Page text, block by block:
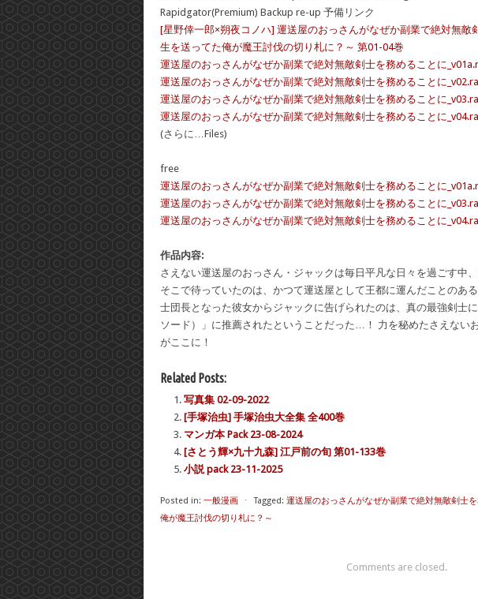
Rapidgator(Premium) Backup re-up 予備リンク
[星野倖一郎×朔夜コノハ] 運送屋のおっさんがなぜか副業で絶対無敵
生を送ってた俺が魔王討伐の切り札に？～ 第01-04巻
運送屋のおっさんがなぜか副業で絶対無敵剣士を務めることに
運送屋のおっさんがなぜか副業で絶対無敵剣士を務めることに
運送屋のおっさんがなぜか副業で絶対無敵剣士を務めることに
運送屋のおっさんがなぜか副業で絶対無敵剣士を務めることに
(さらに…Files)
free
運送屋のおっさんがなぜか副業で絶対無敵剣士を務めることに
運送屋のおっさんがなぜか副業で絶対無敵剣士を務めることに
運送屋のおっさんがなぜか副業で絶対無敵剣士を務めることに
作品内容:
さえない運送屋のおっさん・ジャックは毎日平凡な日々を過ごす中
そこで待っていたのは、かつて運送屋として王都に運んだことのあ
士団長となった彼女からジャックに告げられたのは、真の最強剣士
ソード）」に推薦されたということだった…！ 力を秘めたさえない
がここに！
Related Posts:
写真集 02-09-2022
[手塚治虫] 手塚治虫大全集 全400巻
マンガ本 Pack 23-08-2024
[さとう輝×九十九森] 江戸前の旬 第01-133巻
小説 pack 23-11-2025
Posted in: 一般漫画 ⋅ Tagged: 運送屋のおっさんがなぜか副業で絶対無敵剣士
俺が魔王討伐の切り札に？～
Comments are closed.